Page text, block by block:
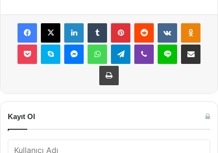
Facebook
X LinkedInTumblr PinterestReddit VKontakte
Pocket Skype MessengerWhatsAppTelegramViber Line E-Posta ile
Yazdır
Kayıt Ol